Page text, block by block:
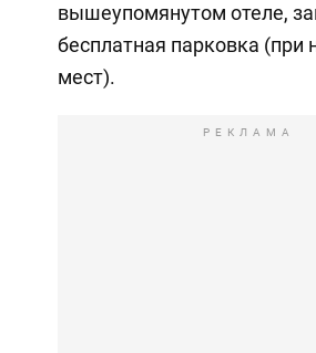
вышеупомянутом отеле,
бесплатная парковка (при
мест).
РЕКЛАМА